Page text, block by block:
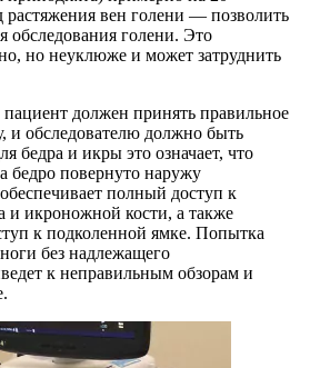
растяжения вен голени — позволить
обследования голени. Это
но неуклюже и может затруднить
должен принять правильное
и обследователю должно быть
бедра и икры это означает, что
бедро повернуто наружу
полный доступ к
и икроножной кости, а также
к подколенной ямке. Попытка
без надлежащего
к неправильным обзорам и